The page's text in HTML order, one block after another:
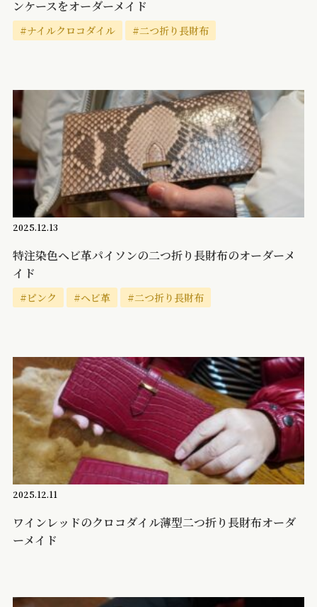
ンケースをオーダーメイド
#ナイルクロコダイル #二つ折り長財布
2025.12.13
特注染色ヘビ革パイソンの二つ折り長財布のオーダーメ
イド
#ピンク #ヘビ革 #二つ折り長財布
2025.12.11
ワインレッドのクロコダイル薄型二つ折り長財布オーダ
ーメイド